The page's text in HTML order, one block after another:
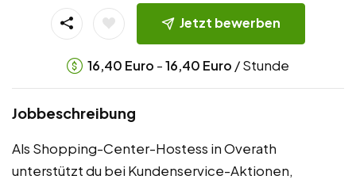
Jetzt bewerben
16,40 Euro -16,40 Euro / Stunde
Jobbeschreibung
Als Shopping-Center-Hostess in Overath
unterstützt du bei Kundenservice-Aktionen,